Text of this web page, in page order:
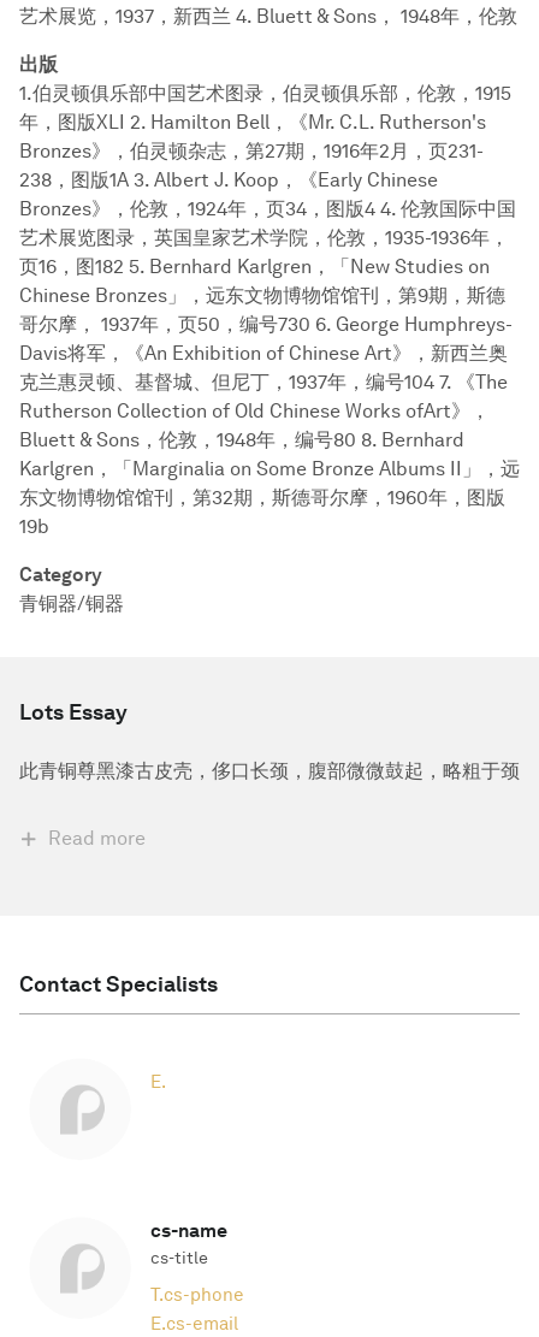
艺术展览，1937，新西兰 4. Bluett & Sons， 1948年，伦敦
出版
1.伯灵顿俱乐部中国艺术图录，伯灵顿俱乐部，伦敦，1915
年，图版XLI 2. Hamilton Bell，《Mr. C.L. Rutherson's
Bronzes》，伯灵顿杂志，第27期，1916年2月，页231-
238，图版1A 3. Albert J. Koop，《Early Chinese
Bronzes》，伦敦，1924年，页34，图版4 4. 伦敦国际中国
艺术展览图录，英国皇家艺术学院，伦敦，1935-1936年，
页16，图182 5. Bernhard Karlgren，「New Studies on
Chinese Bronzes」，远东文物博物馆馆刊，第9期，斯德
哥尔摩， 1937年，页50，编号730 6. George Humphreys-
Davis将军，《An Exhibition of Chinese Art》，新西兰奥
克兰惠灵顿、基督城、但尼丁，1937年，编号104 7. 《The
Rutherson Collection of Old Chinese Works ofArt》，
Bluett & Sons，伦敦，1948年，编号80 8. Bernhard
Karlgren，「Marginalia on Some Bronze Albums II」，远
东文物博物馆馆刊，第32期，斯德哥尔摩，1960年，图版
19b
Category
青铜器/铜器
Lots Essay
此青铜尊黑漆古皮壳，侈口长颈，腹部微微鼓起，略粗于颈
Read more
Contact Specialists
E.
cs-name
cs-title
T.cs-phone
E.cs-email